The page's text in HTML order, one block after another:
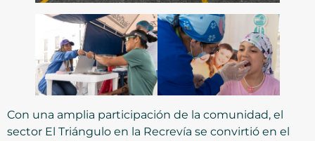
Con una amplia participación de la comunidad, el
sector El Triángulo en la Recrevía se convirtió en el